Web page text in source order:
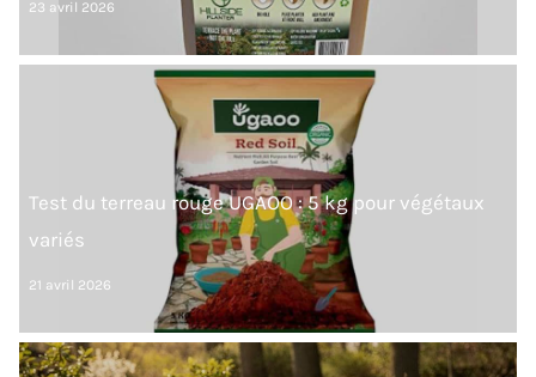
23 avril 2026
Test du terreau rouge UGAOO : 5 kg pour végétaux
variés
21 avril 2026